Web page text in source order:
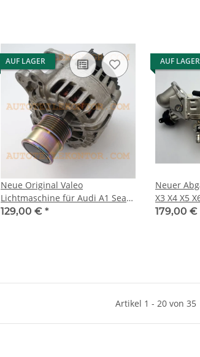
AUF LAGER
Neue Original Valeo
Lichtmaschine für Audi A1 Seat
Ibiza Skoda Fabia VW Caddy Golf
129,00 € *
AUF LAGER
Neuer
X3 X4 X5
Original
179,00 €
Artikel 1 - 20 von 35